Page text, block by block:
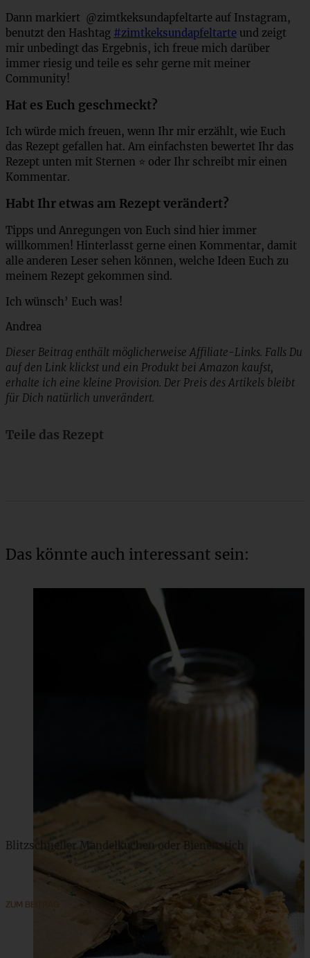
Dann markiert @zimtkeksundapfeltarte auf Instagram,
benutzt den Hashtag #zimtkeksundapfeltarte und zeigt
mir unbedingt das Ergebnis, ich freue mich darüber
immer riesig und teile es sehr gerne mit meiner
Community!
Hat es Euch geschmeckt?
Ich würde mich freuen, wenn Ihr mir erzählt, wie Euch
das Rezept gefallen hat. Am einfachsten bewertet Ihr das
Rezept unten mit Sternen ⭐ oder Ihr schreibt mir einen
Kommentar.
Habt Ihr etwas am Rezept verändert?
Tipps und Anregungen von Euch sind hier immer
willkommen! Hinterlasst gerne einen Kommentar, damit
alle anderen Leser sehen können, welche Ideen Euch zu
meinem Rezept gekommen sind.
Ich wünsch’ Euch was!
Andrea
Dieser Beitrag enthält möglicherweise Affiliate-Links. Falls Du
auf den Link klickst und ein Produkt bei Amazon kaufst,
erhalte ich eine kleine Provision. Der Preis des Artikels bleibt
für Dich natürlich unverändert.
Teile das Rezept
Das könnte auch interessant sein:
Blitzschneller Mandelkuchen oder Bienenstich
ZUM BEITRAG